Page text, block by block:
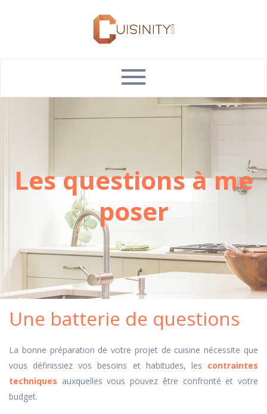
Les questions à me
poser
Une batterie de questions
La bonne préparation de votre projet de cuisine nécessite que
vous définissiez vos besoins et habitudes, les contraintes
techniques auxquelles vous pouvez être confronté et votre
budget.